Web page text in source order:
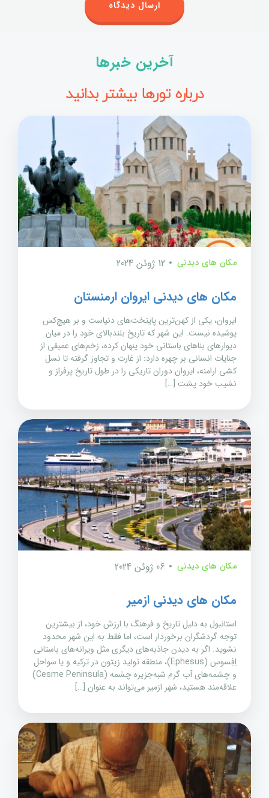
آخرین خبرها
درباره تورها بیشتر بدانید
مکان های دیدنی 12 ژوئن 2024
مکان های دیدنی ایروان ارمنستان
ایروان، یکی از کهن‌ترین پایتخت‌های دنیاست و بر هیچ‌کس
پوشیده نیست. این شهر که تاریخ بلندبالای خود را در میان
دیوارهای بناهای باستانی خود پنهان کرده، زخم‌های عمیقی از
جنایات انسانی بر چهره دارد: از غارت و تجاوز گرفته تا نسل
کشی ارامنه، ایروان دوران تاریکی را در طول تاریخ پرفراز و
نشیب خود پشت […]
مکان های دیدنی 06 ژوئن 2024
مکان های دیدنی ازمیر
استانبول به دلیل تاریخ و فرهنگ با ارزش خود، از بیشترین
توجه گردشگران برخوردار است، اما فقط به این شهر محدود
نشوید. اگر به دیدن جاذبه‌های دیگری مثل ویرانه‌های باستانی
اِفِسوس (Ephesus)، منطقه تولید زیتون در ترکیه و یا سواحل
و چشمه‌های آب گرم شبه‌جزیره چشمه (Cesme Peninsula)
علاقه‌مند هستید، شهر ازمیر می‌تواند به عنوان […]